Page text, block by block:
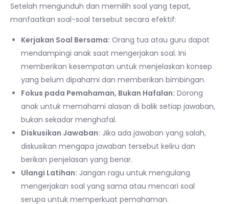
Setelah mengunduh dan memilih soal yang tepat,
manfaatkan soal-soal tersebut secara efektif:
Kerjakan Soal Bersama: Orang tua atau guru dapat
mendampingi anak saat mengerjakan soal. Ini
memberikan kesempatan untuk menjelaskan konsep
yang belum dipahami dan memberikan bimbingan.
Fokus pada Pemahaman, Bukan Hafalan: Dorong
anak untuk memahami alasan di balik setiap jawaban,
bukan sekadar menghafal.
Diskusikan Jawaban: Jika ada jawaban yang salah,
diskusikan mengapa jawaban tersebut keliru dan
berikan penjelasan yang benar.
Ulangi Latihan: Jangan ragu untuk mengulang
mengerjakan soal yang sama atau mencari soal
serupa untuk memperkuat pemahaman.